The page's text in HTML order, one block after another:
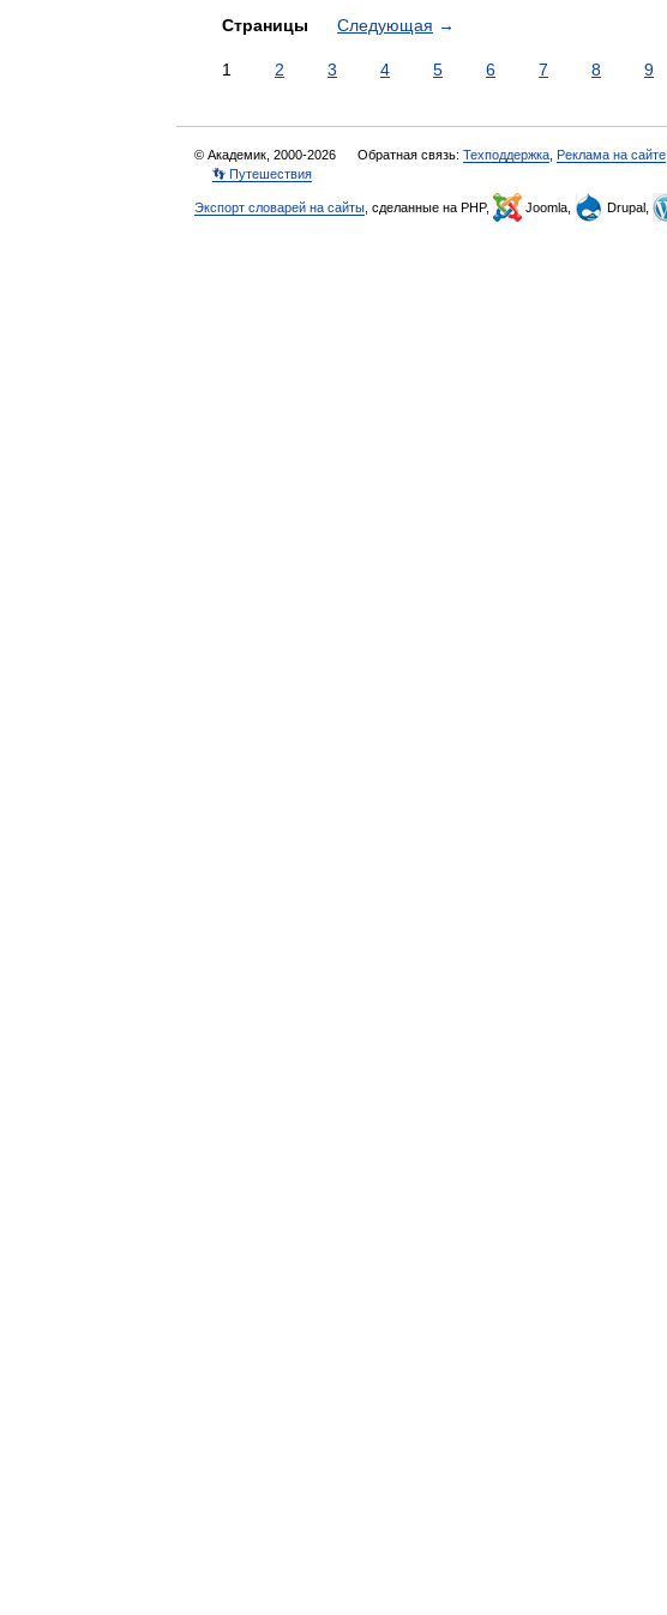
Страницы Следующая →
1 2 3 4 5 6 7 8 9
© Академик, 2000-2026 Обратная связь: Техподдержка Реклама на сайте
👣 Путешествия
Экспорт словарей на сайты , сделанные на PHP, Joomla, Drupal,